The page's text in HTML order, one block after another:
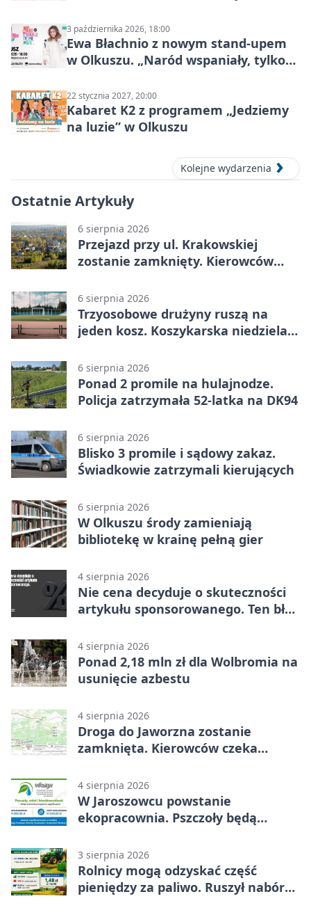
3 października 2026, 18:00
Ewa Błachnio z nowym stand-upem
w Olkuszu. „Naród wspaniały, tylko
22 stycznia 2027, 20:00
Kabaret K2 z programem „Jedziemy
na luzie” w Olkuszu
Kolejne wydarzenia
Ostatnie Artykuły
6 sierpnia 2026
Przejazd przy ul. Krakowskiej
zostanie zamknięty. Kierowców
6 sierpnia 2026
Trzyosobowe drużyny ruszą na
jeden kosz. Koszykarska niedziela
6 sierpnia 2026
Ponad 2 promile na hulajnodze.
Policja zatrzymała 52-latka na DK94
6 sierpnia 2026
Blisko 3 promile i sądowy zakaz.
Świadkowie zatrzymali kierujących
6 sierpnia 2026
W Olkuszu środy zamieniają
bibliotekę w krainę pełną gier
4 sierpnia 2026
Nie cena decyduje o skuteczności
artykułu sponsorowanego. Ten błąd
4 sierpnia 2026
Ponad 2,18 mln zł dla Wolbromia na
usunięcie azbestu
4 sierpnia 2026
Droga do Jaworzna zostanie
zamknięta. Kierowców czeka
4 sierpnia 2026
W Jaroszowcu powstanie
ekopracownia. Pszczoły będą
3 sierpnia 2026
Rolnicy mogą odzyskać część
pieniędzy za paliwo. Ruszył nabór